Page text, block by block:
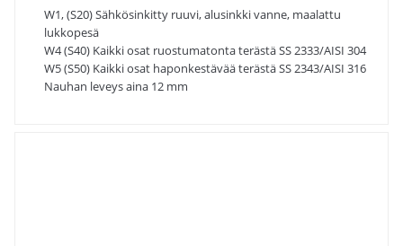
W1, (S20) Sähkösinkitty ruuvi, alusinkki vanne, maalattu
lukkopesä
W4 (S40) Kaikki osat ruostumatonta terästä SS 2333/AISI 304
W5 (S50) Kaikki osat haponkestävää terästä SS 2343/AISI 316
Nauhan leveys aina 12 mm